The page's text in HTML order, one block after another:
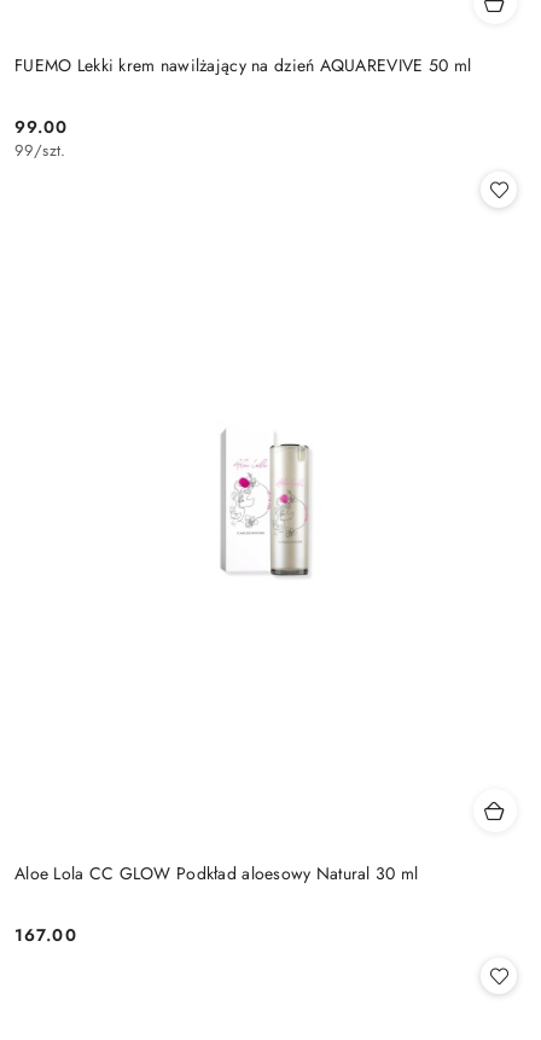
FUEMO Lekki krem nawilżający na dzień AQUAREVIVE 50 ml
Cena:
99.00
99/szt.
Aloe Lola CC GLOW Podkład aloesowy Natural 30 ml
Cena:
167.00